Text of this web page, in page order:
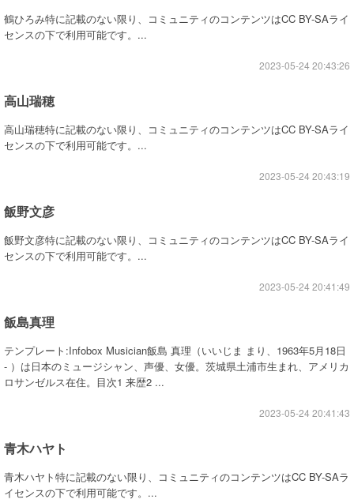
鶴ひろみ特に記載のない限り、コミュニティのコンテンツはCC BY-SAライ
センスの下で利用可能です。...
2023-05-24 20:43:26
高山瑞穂
高山瑞穂特に記載のない限り、コミュニティのコンテンツはCC BY-SAライ
センスの下で利用可能です。...
2023-05-24 20:43:19
飯野文彦
飯野文彦特に記載のない限り、コミュニティのコンテンツはCC BY-SAライ
センスの下で利用可能です。...
2023-05-24 20:41:49
飯島真理
テンプレート:Infobox Musician飯島 真理（いいじま まり、1963年5月18日
- ）は日本のミュージシャン、声優、女優。茨城県土浦市生まれ、アメリカ
ロサンゼルス在住。目次1 来歴2 ...
2023-05-24 20:41:43
青木ハヤト
青木ハヤト特に記載のない限り、コミュニティのコンテンツはCC BY-SAラ
イセンスの下で利用可能です。...